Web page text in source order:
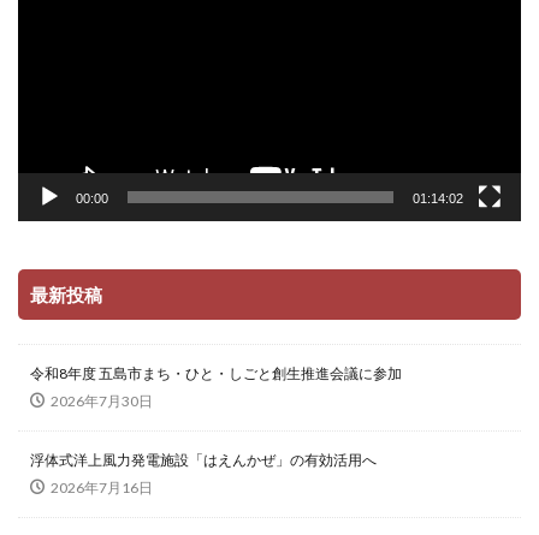
00:00 01:14:02
最新投稿
令和8年度 五島市まち・ひと・しごと創生推進会議に参加
2026年7月30日
浮体式洋上風力発電施設「はえんかぜ」の有効活用へ
2026年7月16日